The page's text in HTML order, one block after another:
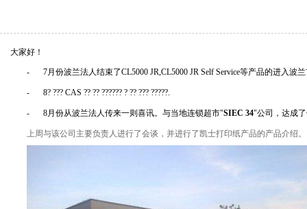
大家好！
- 7月份波兰法人结束了CL5000 JR,CL5000 JR Self Service等产品的进入波
- 8? ??? CAS ?? ?? ?????? ? ?? ??? ?????.
- 8月份从波兰法人传来一则喜讯。与当地连锁超市"SIEC 34"公司，达成
上周与该公司主要负责人进行了会谈，并进行了凯士打印纸产品的产品介绍。